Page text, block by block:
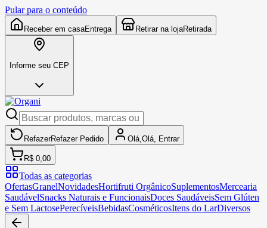
Pular para o conteúdo
Receber em casaEntrega Retirar na lojaRetirada
Informe seu CEP
RefazerRefazer Pedido Olá, Olá, Entrar
R$ 0,00
Todas as categorias
OfertasGranelNovidadesHortifruti OrgânicoSuplementosMercearia
SaudávelSnacks Naturais e FuncionaisDoces SaudáveisSem Glúten
e Sem LactosePerecíveisBebidasCosméticosItens do LarDiversos